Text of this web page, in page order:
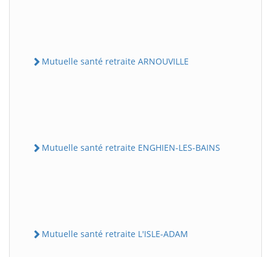
Mutuelle santé retraite ARNOUVILLE
Mutuelle santé retraite ENGHIEN-LES-BAINS
Mutuelle santé retraite L'ISLE-ADAM